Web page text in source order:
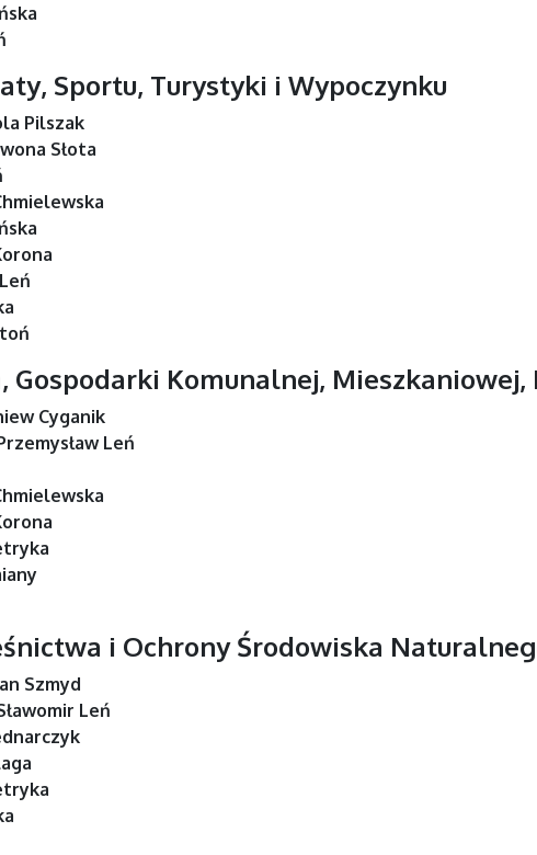
Sportu, Turystyki i Wypoczynku
Pilszak
Słota
Gospodarki Komunalnej, Mieszkaniowej,
Cyganik
Leń
i Ochrony Środowiska
Szmyd
Leń